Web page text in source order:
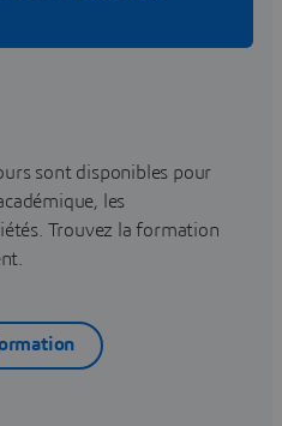
sont disponibles pour
les
Trouvez la formation